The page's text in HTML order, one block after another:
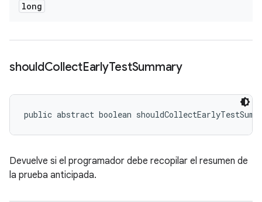
long
shouldCollectEarlyTestSummary
public abstract boolean
Devuelve si el programador debe recopilar el resumen de
la prueba anticipada.